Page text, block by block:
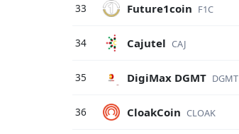
33 Future1coin F1C
34 Cajutel CAJ
35 DigiMax DGMT DGMT
36 CloakCoin CLOAK